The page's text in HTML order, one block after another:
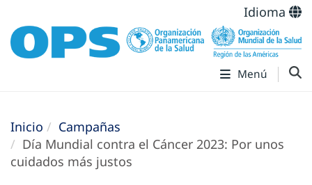
Idioma
Menú
Inicio
Campañas
Día Mundial contra el Cáncer 2023: Por unos
cuidados más justos